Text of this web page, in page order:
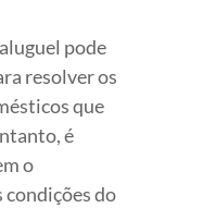
pode
resolver os
que
é
o
condições do